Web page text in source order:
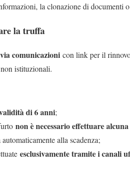
la clonazione di documenti
la truffa
comunicazioni con link per il
istituzionali.
di 6 anni;
non è necessario effettuare
alla scadenza;
esclusivamente tramite i canali